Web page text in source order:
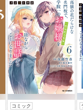
ル『刀剣乱舞』 ～
山異聞～
カル『刀剣乱舞』 ～
～
コミック